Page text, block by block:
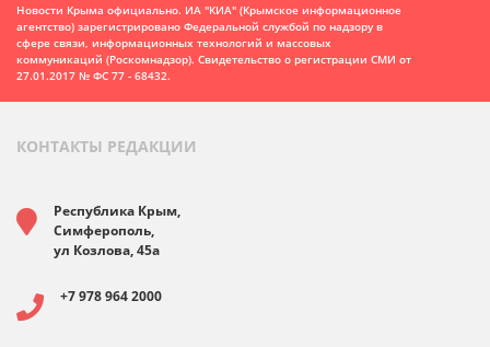
Новости Крыма официально. ИА "КИА" (Крымское информационное
агентство) зарегистрировано Федеральной службой по надзору в
сфере связи, информационных технологий и массовых
коммуникаций (Роскомнадзор). Свидетельство о регистрации СМИ от
27.01.2017 № ФС 77 - 68432.
КОНТАКТЫ РЕДАКЦИИ
Республика Крым,
Симферополь,
ул Козлова, 45а
+7 978 964 2000